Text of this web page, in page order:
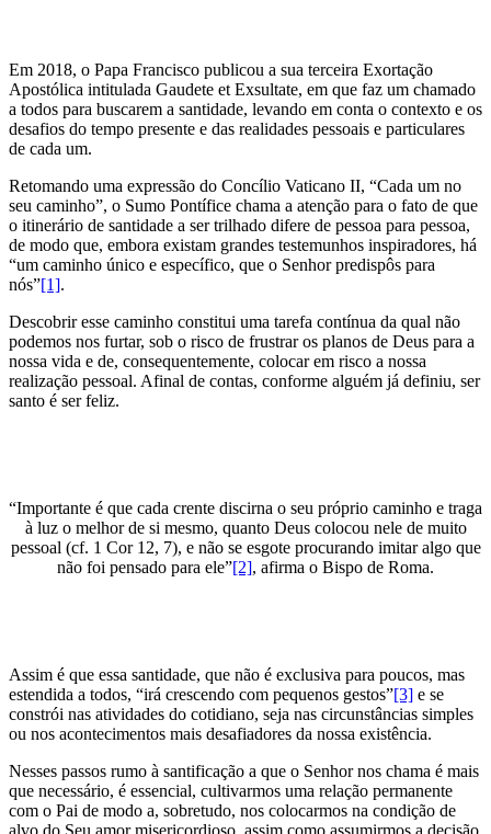
Em 2018, o Papa Francisco publicou a sua terceira Exortação
Apostólica intitulada Gaudete et Exsultate, em que faz um chamado
a todos para buscarem a santidade, levando em conta o contexto e os
desafios do tempo presente e das realidades pessoais e particulares
de cada um.
Retomando uma expressão do Concílio Vaticano II, “Cada um no
seu caminho”, o Sumo Pontífice chama a atenção para o fato de que
o itinerário de santidade a ser trilhado difere de pessoa para pessoa,
de modo que, embora existam grandes testemunhos inspiradores, há
“um caminho único e específico, que o Senhor predispôs para
nós”[1].
Descobrir esse caminho constitui uma tarefa contínua da qual não
podemos nos furtar, sob o risco de frustrar os planos de Deus para a
nossa vida e de, consequentemente, colocar em risco a nossa
realização pessoal. Afinal de contas, conforme alguém já definiu, ser
santo é ser feliz.
“Importante é que cada crente discirna o seu próprio caminho e traga
à luz o melhor de si mesmo, quanto Deus colocou nele de muito
pessoal (cf. 1 Cor 12, 7), e não se esgote procurando imitar algo que
não foi pensado para ele”[2], afirma o Bispo de Roma.
Assim é que essa santidade, que não é exclusiva para poucos, mas
estendida a todos, “irá crescendo com pequenos gestos”[3] e se
constrói nas atividades do cotidiano, seja nas circunstâncias simples
ou nos acontecimentos mais desafiadores da nossa existência.
Nesses passos rumo à santificação a que o Senhor nos chama é mais
que necessário, é essencial, cultivarmos uma relação permanente
com o Pai de modo a, sobretudo, nos colocarmos na condição de